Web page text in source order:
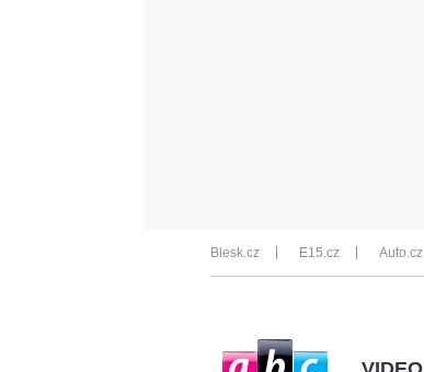
Blesk.cz E15.cz Auto.cz